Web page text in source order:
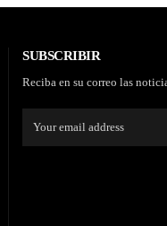
SUBSCRIBIR
Reciba en su correo las